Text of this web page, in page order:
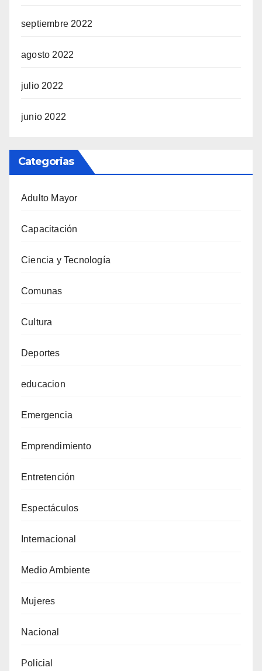
septiembre 2022
agosto 2022
julio 2022
junio 2022
Categorias
Adulto Mayor
Capacitación
Ciencia y Tecnología
Comunas
Cultura
Deportes
educacion
Emergencia
Emprendimiento
Entretención
Espectáculos
Internacional
Medio Ambiente
Mujeres
Nacional
Policial